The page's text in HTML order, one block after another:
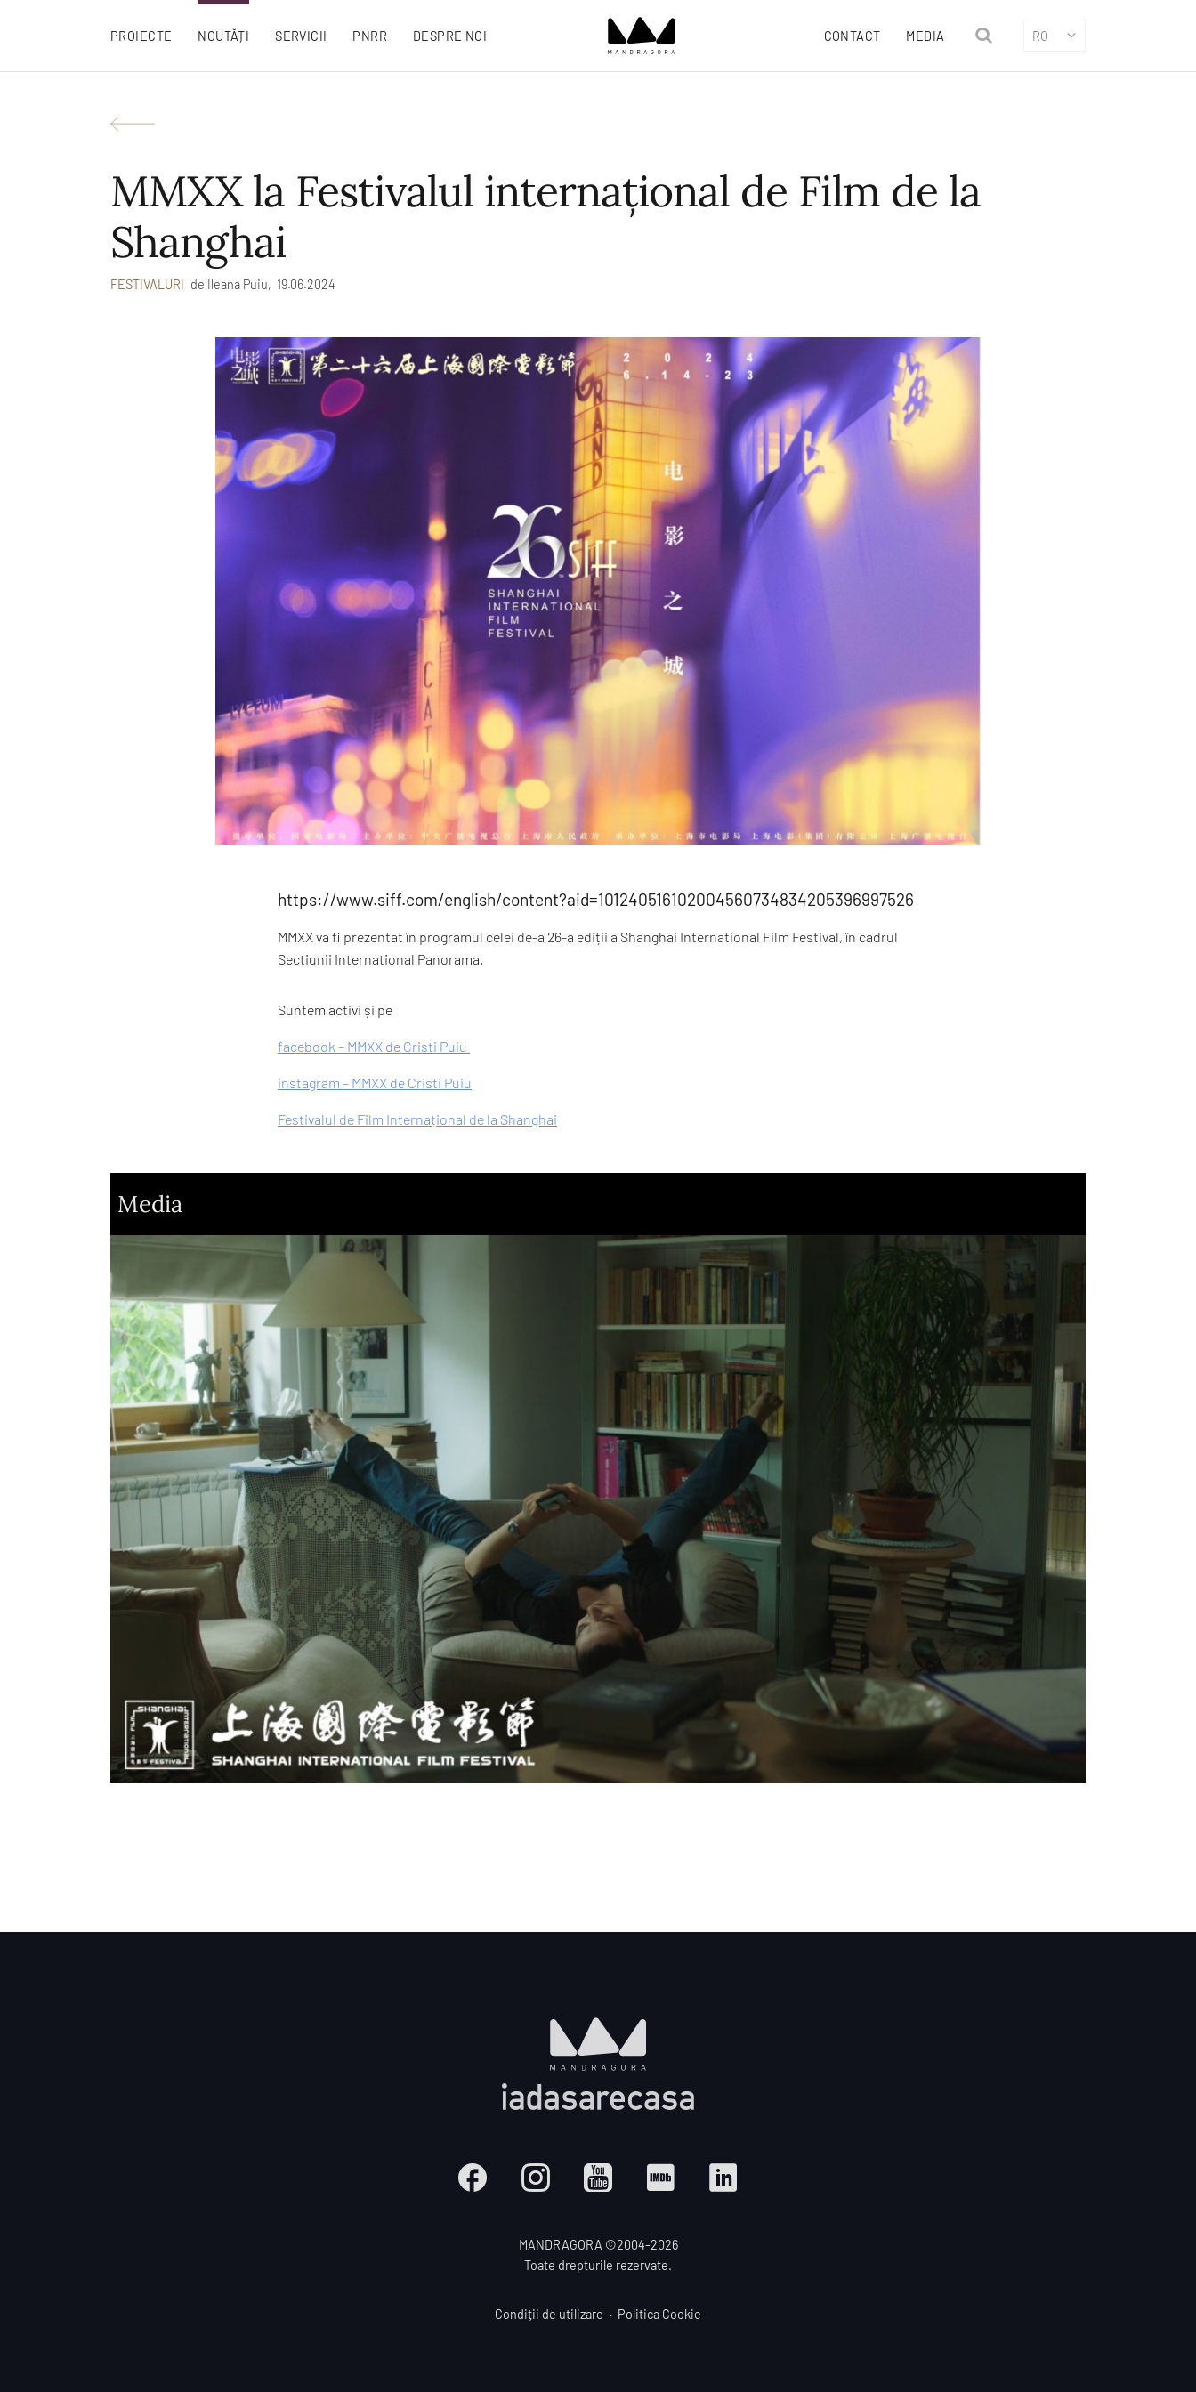
PROIECTE NOUTĂȚI SERVICII PNRR DESPRE NOI CONTACT MEDIA RO
MMXX la Festivalul internațional de Film de la
Shanghai
FESTIVALURI de Ileana Puiu, 19.06.2024
https://www.siff.com/english/content?aid=101240516102004560734834205396997526
MMXX va fi prezentat în programul celei de-a 26-a ediții a Shanghai International Film Festival, în cadrul
Secțiunii International Panorama.
Suntem activi și pe
facebook – MMXX de Cristi Puiu
instagram – MMXX de Cristi Puiu
Festivalul de Film Internațional de la Shanghai
Media
MANDRAGORA ©2004-2026
Toate drepturile rezervate.
Condiții de utilizare Politica Cookie